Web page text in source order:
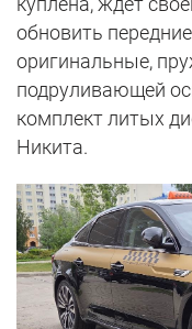
обновить
оригинальные,
подруливающей
комплект литых
Никита.